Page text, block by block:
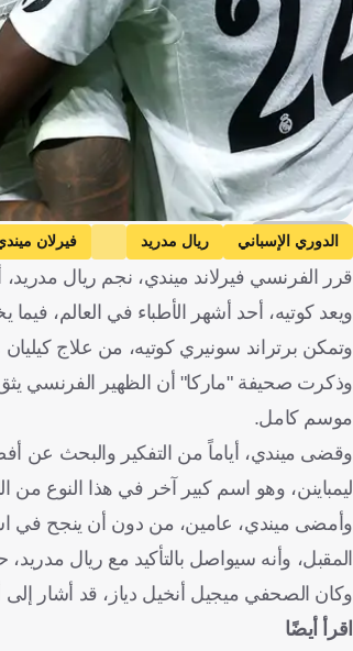
Getty Images
الدوري الإسباني ريال مدريد فيرلان
قرر الفرنسي فيرلاند ميندي، نجم ريال
ويعد كوتيه، أحد أشهر الأطباء في العالم،
وتمكن برتراند سونيري كوتيه، من علاج
موسم كامل.
وقضى ميندي، أياماً من التفكير والبحث عن
ليمباينن، وهو اسم كبير آخر في هذا النوع من
وأمضى ميندي، عامين، من دون أن ينجح في
المقبل، وأنه سيواصل بالتأكيد مع ريال مدريد،
وكان الصحفي ميجيل أنخيل دياز، قد أشار
اقرأ أيضًا